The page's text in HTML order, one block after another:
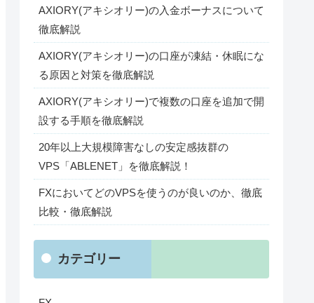
AXIORY(アキシオリー)の入金ボーナスについて
徹底解説
AXIORY(アキシオリー)の口座が凍結・休眠にな
る原因と対策を徹底解説
AXIORY(アキシオリー)で複数の口座を追加で開
設する手順を徹底解説
20年以上大規模障害なしの安定感抜群の
VPS「ABLENET」を徹底解説！
FXにおいてどのVPSを使うのが良いのか、徹底
比較・徹底解説
カテゴリー